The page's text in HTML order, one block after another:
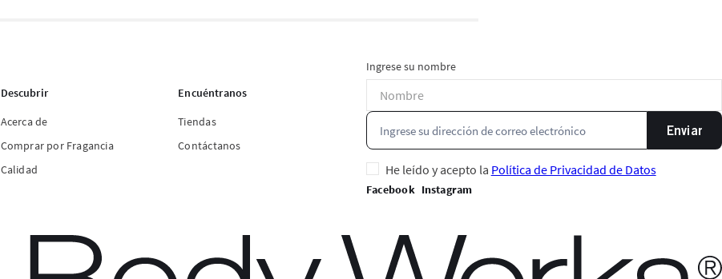
Descubrir
Acerca de
Comprar por Fragancia
Calidad
Encuéntranos
Tiendas
Contáctanos
Ingrese su nombre
Enviar
He leído y acepto la Política de Privacidad de Datos